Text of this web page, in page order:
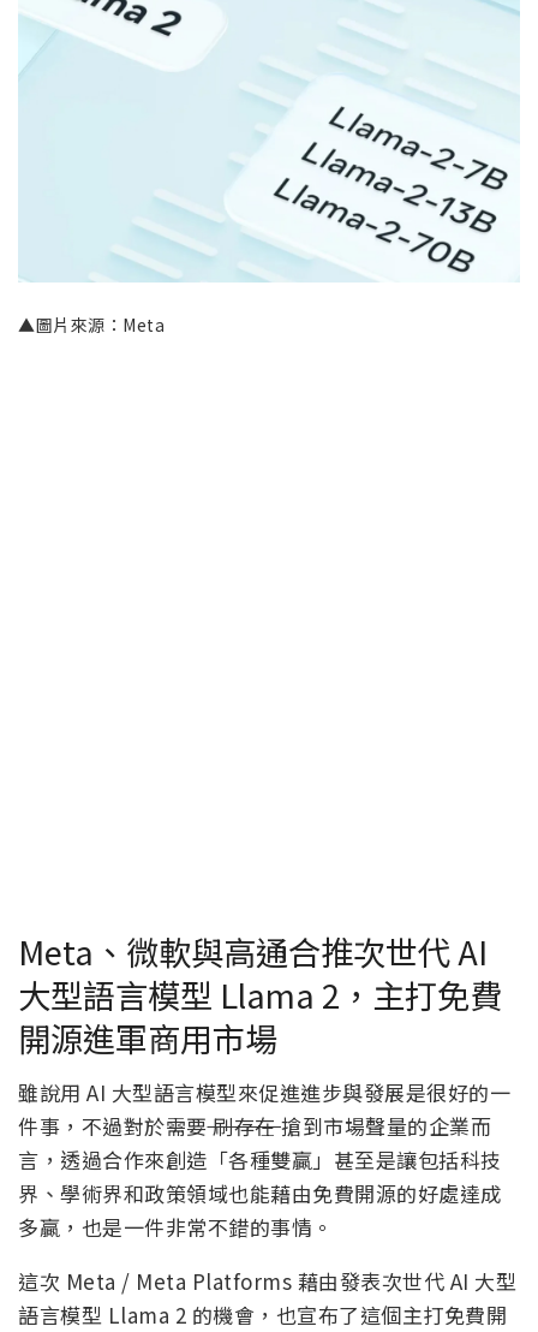
▲圖片來源：Meta
Meta、微軟與高通合推次世代 AI
大型語言模型 Llama 2，主打免費
開源進軍商用市場
雖說用 AI 大型語言模型來促進進步與發展是很好的一
件事，不過對於需要刷存在搶到市場聲量的企業而
言，透過合作來創造「各種雙贏」甚至是讓包括科技
界、學術界和政策領域也能藉由免費開源的好處達成
多贏，也是一件非常不錯的事情。
這次 Meta / Meta Platforms 藉由發表次世代 AI 大型
語言模型 Llama 2 的機會，也宣布了這個主打免費開